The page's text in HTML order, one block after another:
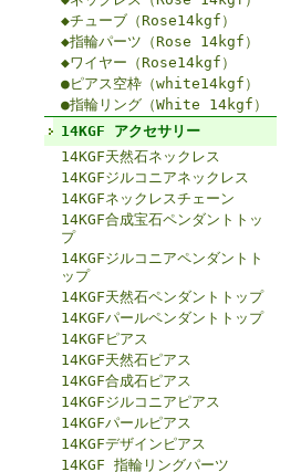
◆チューブ（Rose14kgf）
◆指輪パーツ（Rose 14kgf）
◆ワイヤー（Rose14kgf）
●ピアス空枠（white14kgf）
●指輪リング（White 14kgf）
14KGF アクセサリー
14KGF天然石ネックレス
14KGFジルコニアネックレス
14KGFネックレスチェーン
14KGF合成宝石ペンダントトッ
プ
14KGFジルコニアペンダントト
ップ
14KGF天然石ペンダントトップ
14KGFパールペンダントトップ
14KGFピアス
14KGF天然石ピアス
14KGF合成石ピアス
14KGFジルコニアピアス
14KGFパールピアス
14KGFデザインピアス
14KGF 指輪リングパーツ